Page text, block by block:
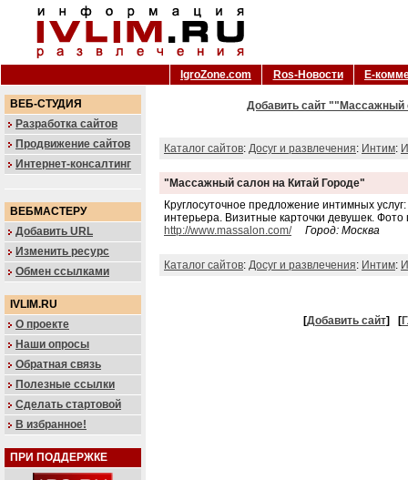
IgroZone.com Ros-Новости Е-
ВЕБ-СТУДИЯ
Разработка сайтов
Продвижение сайтов
Интернет-консалтинг
ВЕБМАСТЕРУ
Добавить URL
Изменить ресурс
Обмен ссылками
IVLIM.RU
О проекте
Наши опросы
Обратная связь
Полезные ссылки
Сделать стартовой
В избранное!
ПРИ ПОДДЕРЖКЕ
Добавить сайт ""Массажный
Каталог сайтов: Досуг и развлечения: Интим:
"Массажный салон на Китай Городе"
Круглосуточное предложение интимных
интерьера. Визитные карточки девушек. Фото
http://www.massalon.com/
Город: Москва
Каталог сайтов: Досуг и развлечения: Интим:
[Добавить сайт] [